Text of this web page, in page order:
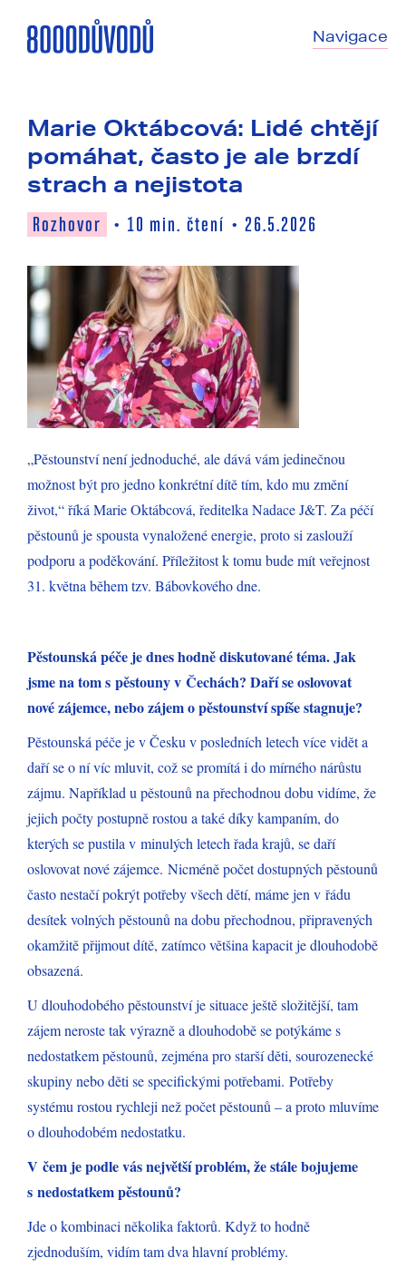
Navigace
Marie Oktábcová: Lidé chtějí
pomáhat, často je ale brzdí
strach a nejistota
Rozhovor • 10 min. čtení • 26.5.2026
„Pěstounství není jednoduché, ale dává vám jedinečnou
možnost být pro jedno konkrétní dítě tím, kdo mu změní
život,“ říká Marie Oktábcová, ředitelka Nadace J&T. Za péčí
pěstounů je spousta vynaložené energie, proto si zaslouží
podporu a poděkování. Příležitost k tomu bude mít veřejnost
31. května během tzv. Bábovkového dne.
Pěstounská péče je dnes hodně diskutované téma. Jak
jsme na tom s pěstouny v Čechách? Daří se oslovovat
nové zájemce, nebo zájem o pěstounství spíše stagnuje?
Pěstounská péče je v Česku v posledních letech více vidět a
daří se o ní víc mluvit, což se promítá i do mírného nárůstu
zájmu. Například u pěstounů na přechodnou dobu vidíme, že
jejich počty postupně rostou a také díky kampaním, do
kterých se pustila v minulých letech řada krajů, se daří
oslovovat nové zájemce. Nicméně počet dostupných pěstounů
často nestačí pokrýt potřeby všech dětí, máme jen v řádu
desítek volných pěstounů na dobu přechodnou, připravených
okamžitě přijmout dítě, zatímco většina kapacit je dlouhodobě
obsazená.
U dlouhodobého pěstounství je situace ještě složitější, tam
zájem neroste tak výrazně a dlouhodobě se potýkáme s
nedostatkem pěstounů, zejména pro starší děti, sourozenecké
skupiny nebo děti se specifickými potřebami. Potřeby
systému rostou rychleji než počet pěstounů – a proto mluvíme
o dlouhodobém nedostatku.
V čem je podle vás největší problém, že stále bojujeme
s nedostatkem pěstounů?
Jde o kombinaci několika faktorů. Když to hodně
zjednoduším, vidím tam dva hlavní problémy.